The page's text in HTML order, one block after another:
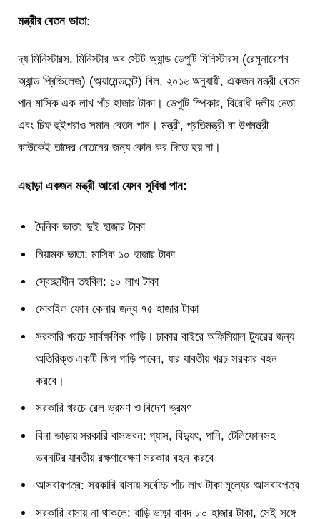
মন্ত্রীর বেতন ভাতা:
দ্য মিনিস্টারস, মিনিস্টার অব স্টেট অ্যান্ড ডেপুটি মিনিস্টারস (রেমুনারেশন
অ্যান্ড প্রিভিলেজ) (অ্যামেন্ডমেন্ট) বিল, ২০১৬ অনুযায়ী, একজন মন্ত্রী বেতন
পান মাসিক এক লাখ পাঁচ হাজার টাকা। ডেপুটি স্পিকার, বিরোধী দলীয় নেতা
এবং চিফ হুইপরাও সমান বেতন পান। মন্ত্রী, প্রতিমন্ত্রী বা উপমন্ত্রী
কাউকেই তাদের বেতনের জন্য কোন কর দিতে হয় না।
এছাড়া একজন মন্ত্রী আরো যেসব সুবিধা পান:
দৈনিক ভাতা: দুই হাজার টাকা
নিয়ামক ভাতা: মাসিক ১০ হাজার টাকা
স্বেচ্ছাধীন তহবিল: ১০ লাখ টাকা
মোবাইল ফোন কেনার জন্য ৭৫ হাজার টাকা
সরকারি খরচে সার্বক্ষণিক গাড়ি। ঢাকার বাইরে অফিসিয়াল ট্যুরের জন্য
অতিরিক্ত একটি জিপ গাড়ি পাবেন, যার যাবতীয় খরচ সরকার বহন
করবে।
সরকারি খরচে রেল ভ্রমণ ও বিদেশ ভ্রমণ
বিনা ভাড়ায় সরকারি বাসভবন: গ্যাস, বিদ্যুৎ, পানি, টেলিফোনসহ
ভবনটির যাবতীয় রক্ষণাবেক্ষণ সরকার বহন করবে
আসবাবপত্র: সরকারি বাসায় সর্বোচ্চ পাঁচ লাখ টাকা মূল্যের আসবাবপত্র
সরকারি বাসায় না থাকলে: বাড়ি ভাড়া বাবদ ৮০ হাজার টাকা, সেই সঙ্গে